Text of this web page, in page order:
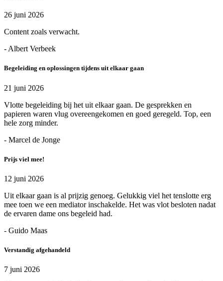
26 juni 2026
Content zoals verwacht.
- Albert Verbeek
Begeleiding en oplossingen tijdens uit elkaar gaan
21 juni 2026
Vlotte begeleiding bij het uit elkaar gaan. De gesprekken en
papieren waren vlug overeengekomen en goed geregeld. Top, een
hele zorg minder.
- Marcel de Jonge
Prijs viel mee!
12 juni 2026
Uit elkaar gaan is al prijzig genoeg. Gelukkig viel het tenslotte erg
mee toen we een mediator inschakelde. Het was vlot besloten nadat
de ervaren dame ons begeleid had.
- Guido Maas
Verstandig afgehandeld
7 juni 2026